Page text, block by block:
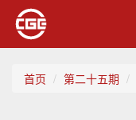
首页 第二十五期